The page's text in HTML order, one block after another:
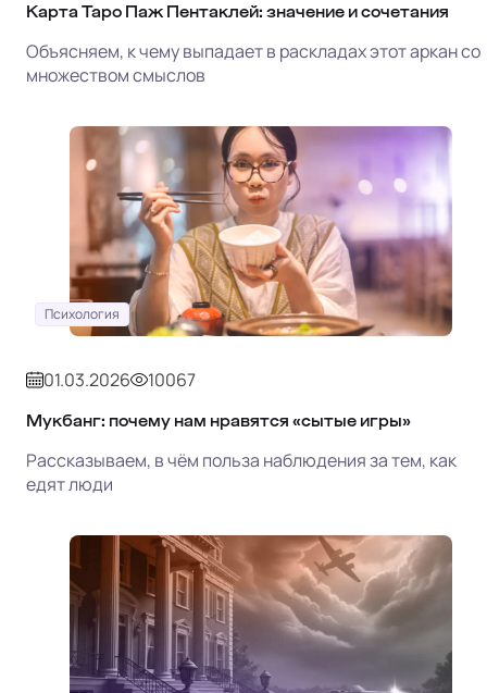
Карта Таро Паж Пентаклей: значение и сочетания
Объясняем, к чему выпадает в раскладах этот аркан со
множеством смыслов
Психология
01.03.2026 10067
Мукбанг: почему нам нравятся «сытые игры»
Рассказываем, в чём польза наблюдения за тем, как
едят люди